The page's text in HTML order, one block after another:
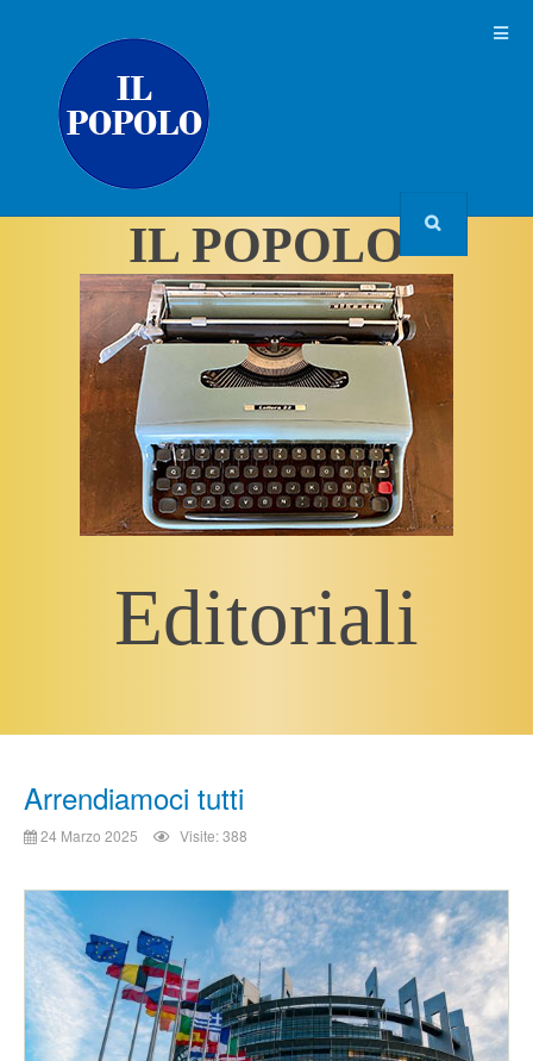
IL POPOLO
Editoriali
Arrendiamoci tutti
24 Marzo 2025 Visite: 388